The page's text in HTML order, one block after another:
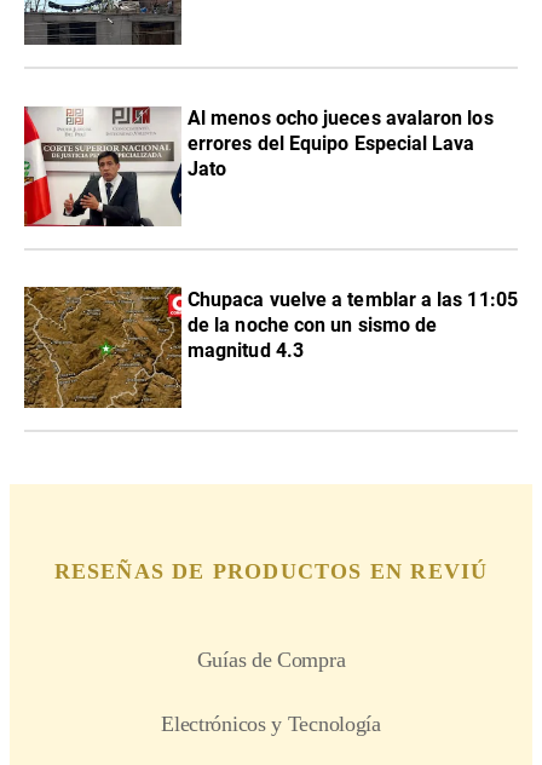
Al menos ocho jueces avalaron los
errores del Equipo Especial Lava
Jato
Chupaca vuelve a temblar a las 11:05
de la noche con un sismo de
magnitud 4.3